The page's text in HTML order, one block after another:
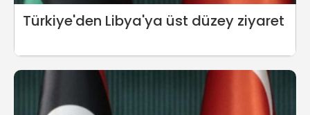
Türkiye'den Libya'ya üst düzey ziyaret